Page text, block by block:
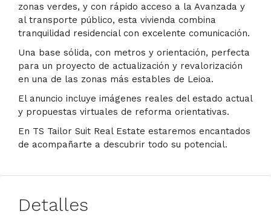
zonas verdes, y con rápido acceso a la Avanzada y
al transporte público, esta vivienda combina
tranquilidad residencial con excelente comunicación.
Una base sólida, con metros y orientación, perfecta
para un proyecto de actualización y revalorización
en una de las zonas más estables de Leioa.
El anuncio incluye imágenes reales del estado actual
y propuestas virtuales de reforma orientativas.
En TS Tailor Suit Real Estate estaremos encantados
de acompañarte a descubrir todo su potencial.
Detalles